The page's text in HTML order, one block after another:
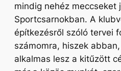
mindig nehéz meccseket
Sportcsarnokban. A
építkezésről szóló tervei
számomra, hiszek
alkalmas lesz a kitűzött